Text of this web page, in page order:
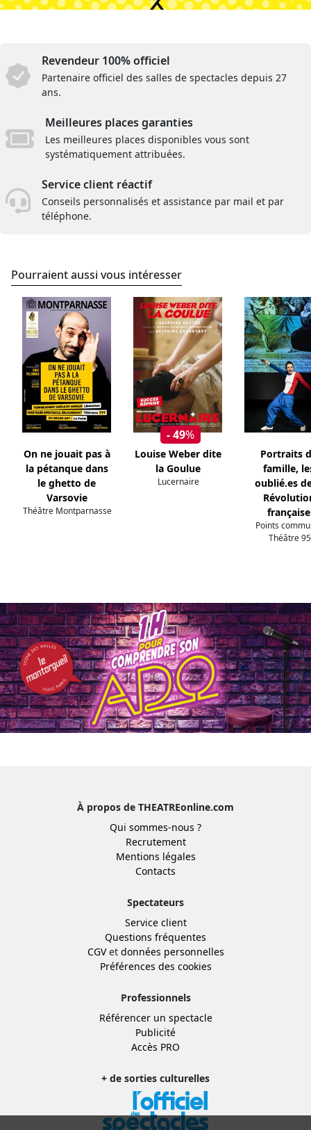
Revendeur 100% officiel
Partenaire officiel des salles de spectacles depuis 27
ans.
Meilleures places garanties
Les meilleures places disponibles vous sont
systématiquement attribuées.
Service client réactif
Conseils personnalisés et assistance par mail et par
téléphone.
Pourraient aussi vous intéresser
On ne jouait pas à
la pétanque dans
le ghetto de
Varsovie
Théâtre Montparnasse
- 49%
Louise Weber dite
la Goulue
Lucernaire
Portraits
famille,
oublié.es
française
Points
Théâtre 95
À propos de THEATREonline.com
Qui sommes-nous ?
Recrutement
Mentions légales
Contacts
Spectateurs
Service client
Questions fréquentes
CGVet données personnelles
Préférences des cookies
Professionnels
Référencer un spectacle
Publicité
Accès PRO
+ de sorties culturelles